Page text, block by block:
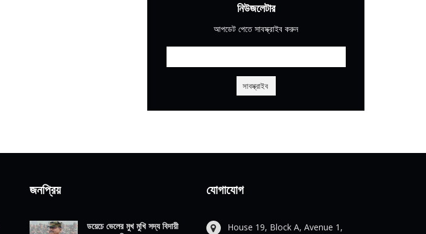
নিউজলেটার
আপডেট পেতে সাবস্ক্রাইব করুন
জনপ্রিয়
ডয়েচে ভেলের মুখ মুখি সদ্য বিদায়ী
যোগাযোগ
House 19, Block A, Avenue 1,